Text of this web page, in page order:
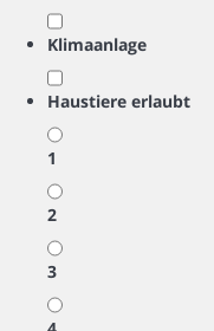
Klimaanlage
Haustiere erlaubt
1
2
3